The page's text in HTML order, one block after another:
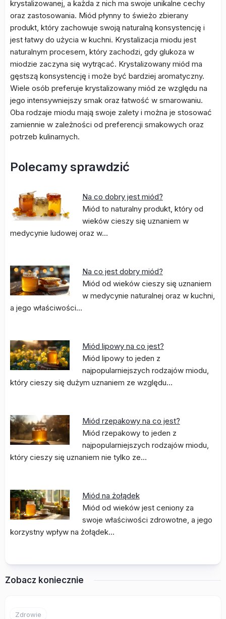
krystalizowanej, a każda z nich ma swoje unikalne cechy
oraz zastosowania. Miód płynny to świeżo zbierany
produkt, który zachowuje swoją naturalną konsystencję i
jest łatwy do użycia w kuchni. Krystalizacja miodu jest
naturalnym procesem, który zachodzi, gdy glukoza w
miodzie zaczyna się wytrącać. Krystalizowany miód ma
gęstszą konsystencję i może być bardziej aromatyczny.
Wiele osób preferuje krystalizowany miód ze względu na
jego intensywniejszy smak oraz łatwość w smarowaniu.
Oba rodzaje miodu mają swoje zalety i można je stosować
zamiennie w zależności od preferencji smakowych oraz
potrzeb kulinarnych.
Polecamy sprawdzić
Na co dobry jest miód?
Miód to naturalny produkt, który od
wieków cieszy się uznaniem w
medycynie ludowej oraz w…
Na co jest dobry miód?
Miód od wieków cieszy się uznaniem
w medycynie naturalnej oraz w kuchni,
a jego właściwości…
Miód lipowy na co jest?
Miód lipowy to jeden z
najpopularniejszych rodzajów miodu,
który cieszy się dużym uznaniem ze względu…
Miód rzepakowy na co jest?
Miód rzepakowy to jeden z
najpopularniejszych rodzajów miodu,
który cieszy się uznaniem nie tylko ze…
Miód na żołądek
Miód od wieków jest ceniony za
swoje właściwości zdrowotne, a jego
korzystny wpływ na żołądek…
Zobacz koniecznie
Zdrowie